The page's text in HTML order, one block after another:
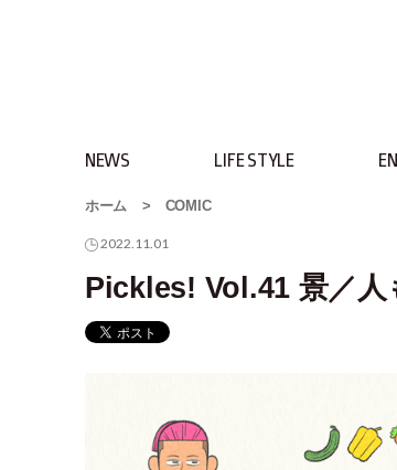
NEWS LIFE STYLE
ホーム > COMIC
2022.11.01
Pickles! Vol.41 景／人